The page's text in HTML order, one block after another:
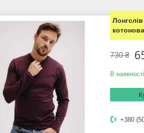
730 ₴
В наявності
+380